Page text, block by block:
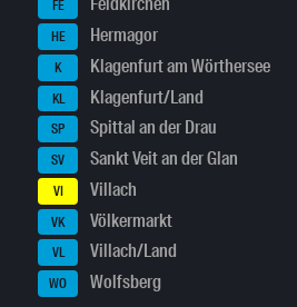
FE
HE Hermagor
K Klagenfurt am Wörthersee
KL Klagenfurt/Land
SP Spittal an der Drau
SV Sankt Veit an der Glan
VI Villach
VK Völkermarkt
VL Villach/Land
WO Wolfsberg